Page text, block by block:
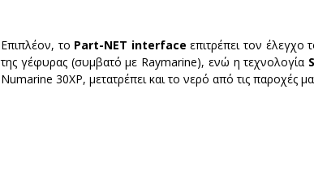
Επιπλέον, το Part-NET interface επιτρέπει τον
της γέφυρας (συμβατό με Raymarine), ενώ η τεχνολογία
Numarine 30XP, μετατρέπει και το νερό από τις παροχές